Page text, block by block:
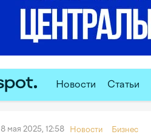
Новости Статьи
8 мая 2025, 12:58 Новости Бизнес